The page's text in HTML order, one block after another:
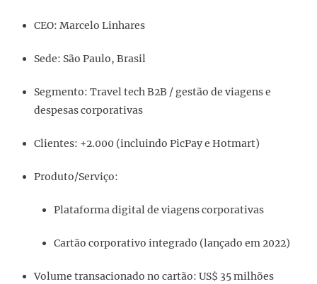
CEO: Marcelo Linhares
Sede: São Paulo, Brasil
Segmento: Travel tech B2B / gestão de viagens e
despesas corporativas
Clientes: +2.000 (incluindo PicPay e Hotmart)
Produto/Serviço:
Plataforma digital de viagens corporativas
Cartão corporativo integrado (lançado em 2022)
Volume transacionado no cartão: US$ 35 milhões